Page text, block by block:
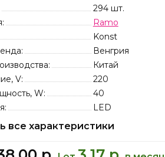
294шт.
Ramo
Konst
Венгрия
Китай
V:
220
W:
40
LED
все характеристики